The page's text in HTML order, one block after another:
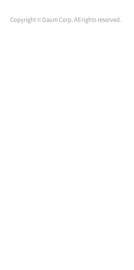
Copyright © Daum Corp. All rights reserved.